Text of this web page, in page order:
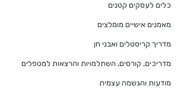
כלים לעסקים קטנים
מאמנים אישיים מומלצים
מדריך קריסטלים ואבני חן
מדריכים, קורסים, השתלמויות והרצאות למטפלים
מודעות והגשמה עצמית